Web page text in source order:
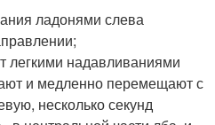
ладонями слева
легкими надавливаниями
и медленно перемещают с
несколько секунд